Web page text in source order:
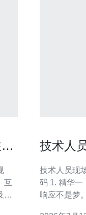
互
合
技术人
技术人员现
码 1. 精华一：用好多线接入与BGP策略，游戏和直播秒级
响应不是梦